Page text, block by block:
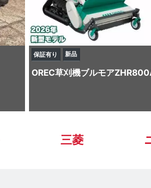
保証有り 新品
OREC草刈機ブルモア
三菱